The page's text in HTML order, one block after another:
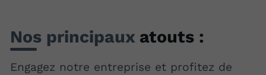
Nos principaux atouts :
Engagez notre entreprise et profitez de